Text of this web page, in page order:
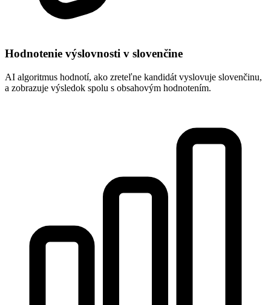
Hodnotenie výslovnosti v slovenčine
AI algoritmus hodnotí, ako zreteľne kandidát vyslovuje slovenčinu,
a zobrazuje výsledok spolu s obsahovým hodnotením.